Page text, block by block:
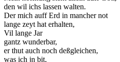
den wil ichs lassen walten.
Der mich auff Erd in mancher not
lange zeyt hat erhalten,
Vil lange Jar
gantz wunderbar,
er thut auch noch deßgleichen,
was ich jn bit,
Cookies
können wir die
Funktionsweise
und Struktur
der Website
auf Basis der
Nutzung